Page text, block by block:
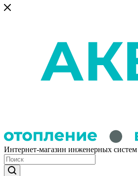
Интернет-магазин инженерных